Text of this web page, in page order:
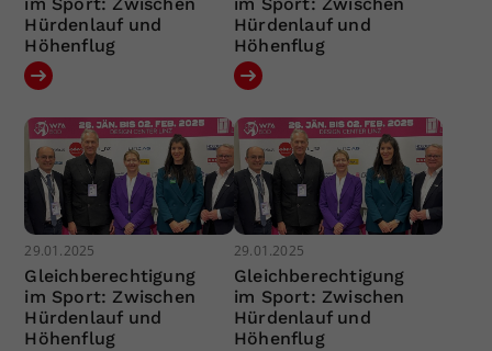
Hürdenlauf und
Höhenflug
Hürdenlauf und
Höhenflug
29.01.2025
Gleichberechtigung
im Sport: Zwischen
Hürdenlauf und
Höhenflug
29.01.2025
Gleichberechtigung
im Sport: Zwischen
Hürdenlauf und
Höhenflug